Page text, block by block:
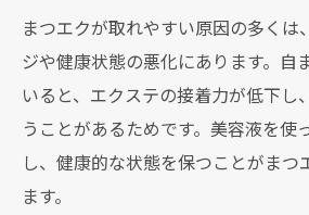
まつエクが取れやすい原因の多くは
ジや健康状態の悪化にあります。自
いると、エクステの接着力が低下し
うことがあるためです。美容液を使
し、健康的な状態を保つことがまつ
ます。